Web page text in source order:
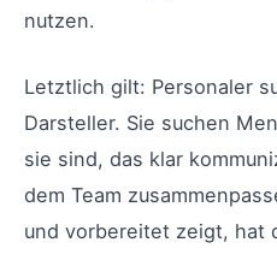
nutzen.
Letztlich gilt: Personaler
Darsteller. Sie suchen
sie sind, das klar
dem Team
und vorbereitet zeigt, hat